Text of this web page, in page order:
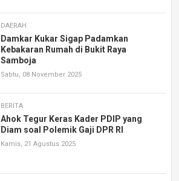
DAERAH
Damkar Kukar Sigap Padamkan
Kebakaran Rumah di Bukit Raya
Samboja
Sabtu, 08 November 2025
BERITA
Ahok Tegur Keras Kader PDIP yang
Diam soal Polemik Gaji DPR RI
Kamis, 21 Agustus 2025